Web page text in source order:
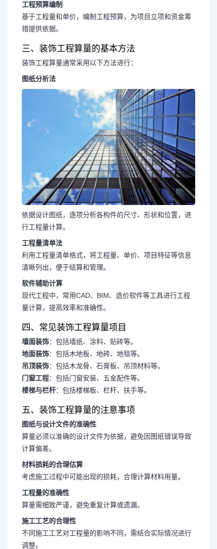
工程预算编制
基于工程量和单价，编制工程预算，为项目立项和资金筹
措提供依据。
三、装饰工程算量的基本方法
装饰工程算量通常采用以下方法进行：
图纸分析法
依据设计图纸，逐项分析各构件的尺寸、形状和位置，进
行工程量计算。
工程量清单法
利用工程量清单格式，将工程量、单价、项目特征等信息
清晰列出，便于结算和管理。
软件辅助计算
现代工程中，常用CAD、BIM、造价软件等工具进行工程
量计算，提高效率和准确性。
四、常见装饰工程算量项目
墙面装饰：包括墙纸、涂料、贴砖等。
地面装饰：包括木地板、地砖、地毯等。
吊顶装饰：包括木龙骨、石膏板、吊顶材料等。
门窗工程：包括门窗安装、五金配件等。
楼梯与栏杆：包括楼梯板、栏杆、扶手等。
五、装饰工程算量的注意事项
图纸与设计文件的准确性
算量必须以准确的设计文件为依据，避免因图纸错误导致
计算偏差。
材料损耗的合理估算
考虑施工过程中可能出现的损耗，合理计算材料用量。
工程量的准确性
算量需细致严谨，避免重复计算或遗漏。
施工工艺的合理性
不同施工工艺对工程量的影响不同，需结合实际情况进行
调整。